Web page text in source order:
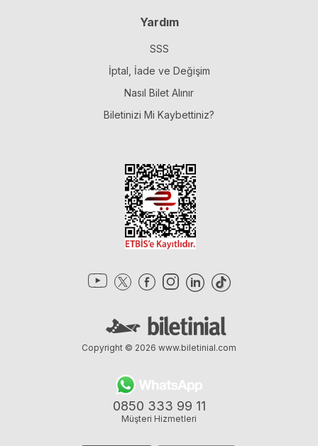
Yardım
SSS
İptal, İade ve Değişim
Nasıl Bilet Alınır
Biletinizi Mi Kaybettiniz?
0850 333 99 11
Müşteri Hizmetleri
Copyright © 2026 www.biletinial.com